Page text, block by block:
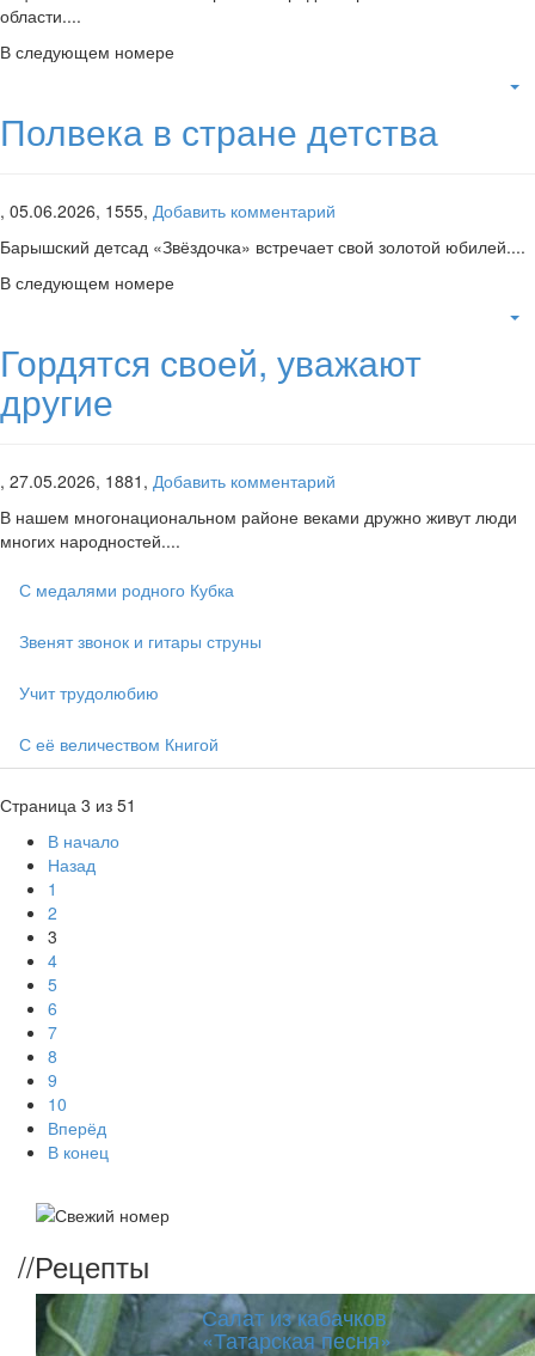
области....
В следующем номере
Полвека в стране детства
, 05.06.2026, 1555, Добавить комментарий
Барышский детсад «Звёздочка» встречает свой золотой юбилей....
В следующем номере
Гордятся своей, уважают
другие
, 27.05.2026, 1881, Добавить комментарий
В нашем многонациональном районе веками дружно живут люди
многих народностей....
С медалями родного Кубка
Звенят звонок и гитары струны
Учит трудолюбию
С её величеством Книгой
Страница 3 из 51
В начало
Назад
1
2
3
4
5
6
7
8
9
10
Вперёд
В конец
//Рецепты
Салат из кабачков
«Татарская песня»